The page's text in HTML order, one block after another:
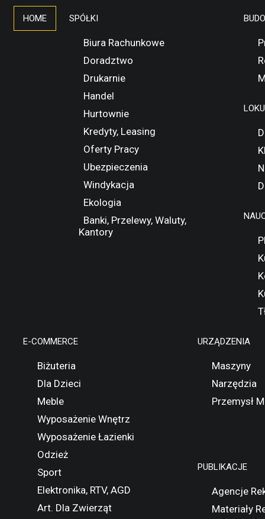
HOME SPÓŁKI
Biura Rachunkowe
Doradztwo
Drukarnie
Handel
Hurtownie
Kredyty, Leasing
Oferty Pracy
Ubezpieczenia
Windykacja
Ekologia
Banki, Przelewy, Waluty,
Kantory
E-COMMERCE
Biżuteria
Dla Dzieci
Meble
Wyposażenie Wnętrz
Wyposażenie Łazienki
Odzież
Sport
Elektronika, RTV, AGD
Art. Dla Zwierząt
URZĄDZENIA
Maszyny
Narzędzia
Przemysł
PUBLIKACJE
Agencje
Materiały